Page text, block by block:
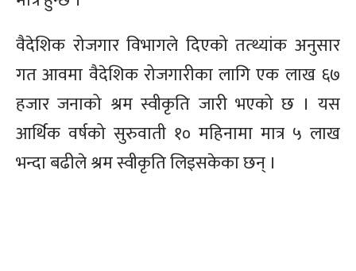
वैदेशिक रोजगार विभागले दिएको तत्थ्यांक अनुसार
गत आवमा वैदेशिक रोजगारीका लागि एक लाख ६७
हजार जनाको श्रम स्वीकृति जारी भएको छ । यस
आर्थिक वर्षको सुरुवाती १० महिनामा मात्र ५ लाख
भन्दा बढीले श्रम स्वीकृति लिइसकेका छन् ।